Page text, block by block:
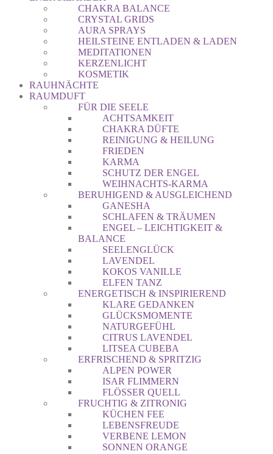
CHAKRA BALANCE
CRYSTAL GRIDS
AURA SPRAYS
HEILSTEINE ENTLADEN & LADEN
MEDITATIONEN
KERZENLICHT
KOSMETIK
RAUHNÄCHTE
RAUMDUFT
FÜR DIE SEELE
ACHTSAMKEIT
CHAKRA DÜFTE
REINIGUNG & HEILUNG
FRIEDEN
KARMA
SCHUTZ DER ENGEL
WEIHNACHTS-KARMA
BERUHIGEND & AUSGLEICHEND
GANESHA
SCHLAFEN & TRÄUMEN
ENGEL – LEICHTIGKEIT &
BALANCE
SEELENGLÜCK
LAVENDEL
KOKOS VANILLE
ELFEN TANZ
ENERGETISCH & INSPIRIEREND
KLARE GEDANKEN
GLÜCKSMOMENTE
NATURGEFÜHL
CITRUS LAVENDEL
LITSEA CUBEBA
ERFRISCHEND & SPRITZIG
ALPEN POWER
ISAR FLIMMERN
FLÖSSER QUELL
FRUCHTIG & ZITRONIG
KÜCHEN FEE
LEBENSFREUDE
VERBENE LEMON
SONNEN ORANGE